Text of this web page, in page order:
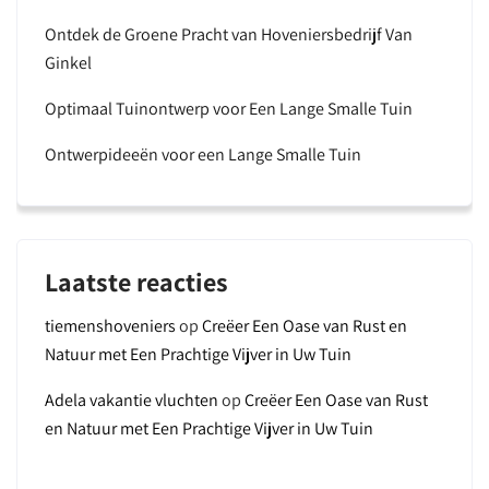
Ontdek de Groene Pracht van Hoveniersbedrijf Van
Ginkel
Optimaal Tuinontwerp voor Een Lange Smalle Tuin
Ontwerpideeën voor een Lange Smalle Tuin
Laatste reacties
tiemenshoveniersopCreëer Een Oase van Rust en
Natuur met Een Prachtige Vijver in Uw Tuin
Adela vakantie vluchtenopCreëer Een Oase van Rust
en Natuur met Een Prachtige Vijver in Uw Tuin